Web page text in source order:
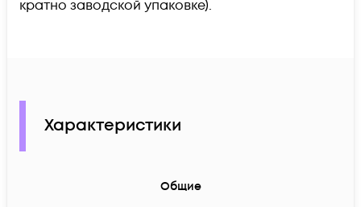
кратно заводской упаковке).
Характеристики
Общие